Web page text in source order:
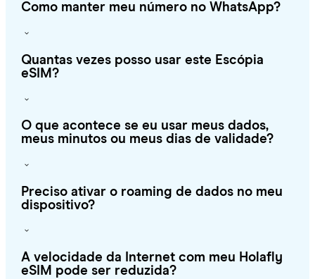
Como manter meu número no WhatsApp?
Quantas vezes posso usar este Escópia
eSIM?
O que acontece se eu usar meus dados,
meus minutos ou meus dias de validade?
Preciso ativar o roaming de dados no meu
dispositivo?
A velocidade da Internet com meu Holafly
eSIM pode ser reduzida?